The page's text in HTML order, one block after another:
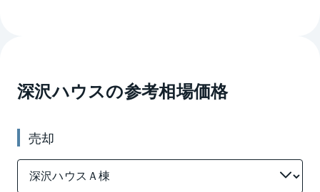
深沢ハウスの参考相場価格
売却